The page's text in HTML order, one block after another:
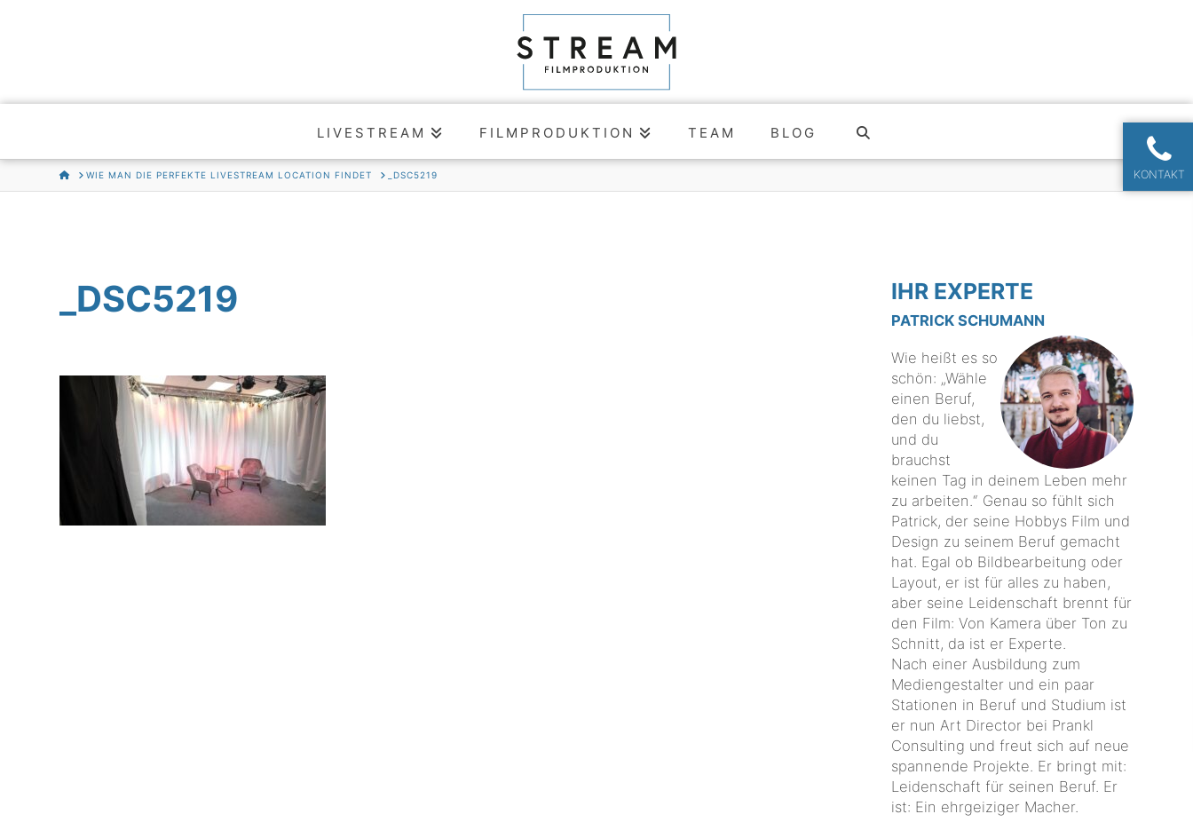
LIVESTREAM FILMPRODUKTION TEAM BLOG
HOMEWIE MAN DIE PERFEKTE LIVESTREAM LOCATION FINDET _DSC5219 KONTAKT
_DSC5219 IHR EXPERTE
PATRICK SCHUMANN
Wie heißt es so
schön: „Wähle
einen Beruf,
den du liebst,
und du
brauchst
keinen Tag in deinem Leben mehr
zu arbeiten.“ Genau so fühlt sich
Patrick, der seine Hobbys Film und
Design zu seinem Beruf gemacht
hat. Egal ob Bildbearbeitung oder
Layout, er ist für alles zu haben,
aber seine Leidenschaft brennt für
den Film: Von Kamera über Ton zu
Schnitt, da ist er Experte.
Nach einer Ausbildung zum
Mediengestalter und ein paar
Stationen in Beruf und Studium ist
er nun Art Director bei Prankl
Consulting und freut sich auf neue
spannende Projekte. Er bringt mit:
Leidenschaft für seinen Beruf. Er
ist: Ein ehrgeiziger Macher.